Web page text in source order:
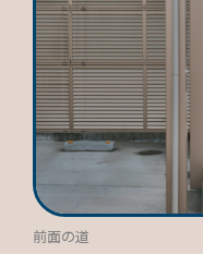
前面の道